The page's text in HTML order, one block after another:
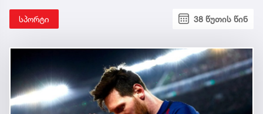
სპორტი 38 წუთის წინ